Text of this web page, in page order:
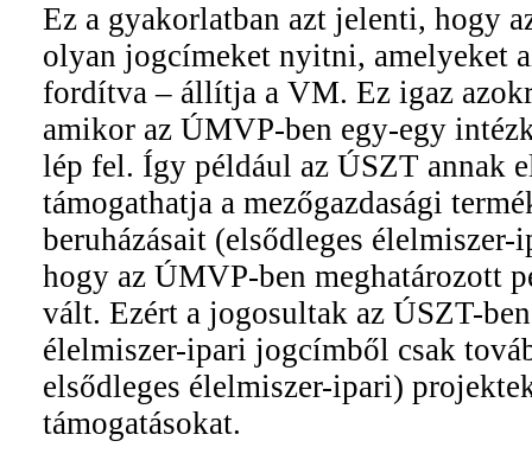
Ez a gyakorlatban azt jelenti, hogy
olyan jogcímeket nyitni, amelyeket
fordítva – állítja a VM. Ez igaz
amikor az ÚMVP-ben egy-egy
lép fel. Így például az ÚSZT annak
támogathatja a mezőgazdasági
beruházásait (elsődleges
hogy az ÚMVP-ben meghatározott
vált. Ezért a jogosultak az ÚSZT-
élelmiszer-ipari jogcímből csak
elsődleges élelmiszer-ipari)
támogatásokat.